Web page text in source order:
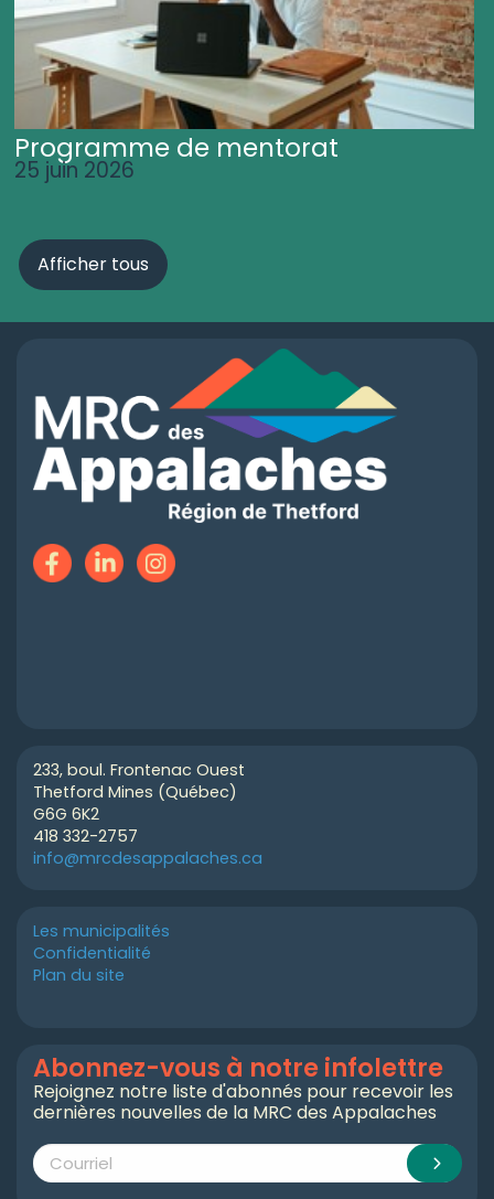
Programme de mentorat
25 juin 2026
Afficher tous
233, boul. Frontenac Ouest
Thetford Mines (Québec)
G6G 6K2
418 332-2757
info@mrcdesappalaches.ca
Les municipalités
Confidentialité
Plan du site
Abonnez-vous à notre infolettre
Rejoignez notre liste d'abonnés pour recevoir les
dernières nouvelles de la MRC des Appalaches